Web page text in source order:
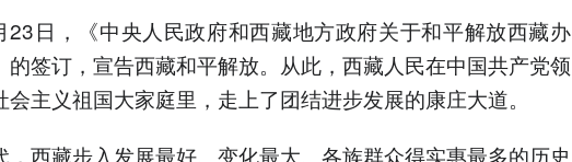
23日，《中央人民政府和西藏地方政府关于和平解放西藏办
的签订，宣告西藏和平解放。从此，西藏人民在中国共产党领
会主义祖国大家庭里，走上了团结进步发展的康庄大道。
，西藏步入发展最好、变化最大、各族群众得实惠最多的历史